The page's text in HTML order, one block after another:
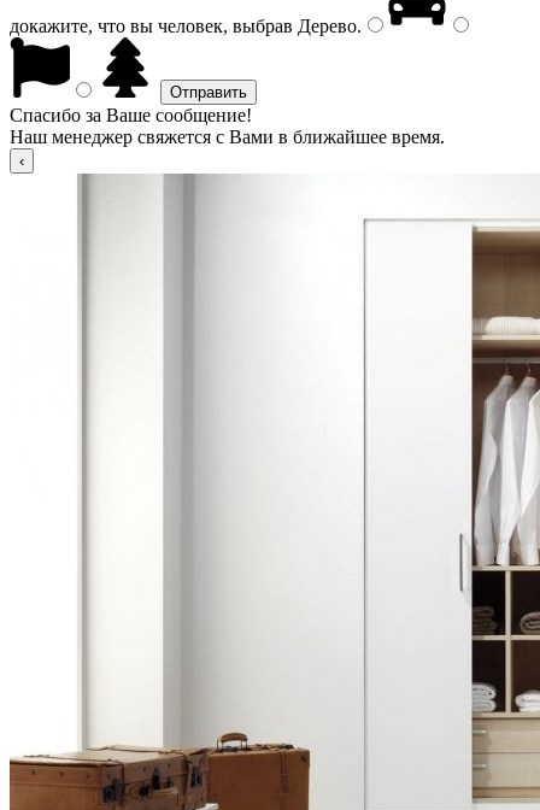
докажите, что вы человек, выбрав Дерево.
Спасибо за Ваше сообщение!
Наш менеджер свяжется с Вами в ближайшее время.